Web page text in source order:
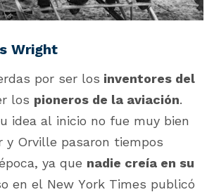
Wright
por ser los inventores del
los pioneros de la aviación.
idea al inicio no fue muy bien
y Orville pasaron tiempos
ya que nadie creía en su
en el New York Times publicó